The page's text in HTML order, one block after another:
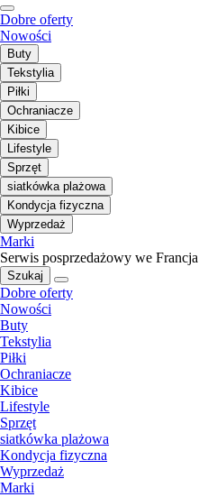
Dobre oferty
Nowości
Buty
Tekstylia
Piłki
Ochraniacze
Kibice
Lifestyle
Sprzęt
siatkówka plażowa
Kondycja fizyczna
Wyprzedaż
Marki
Serwis posprzedażowy we Francja
Szukaj
Dobre oferty
Nowości
Buty
Tekstylia
Piłki
Ochraniacze
Kibice
Lifestyle
Sprzęt
siatkówka plażowa
Kondycja fizyczna
Wyprzedaż
Marki